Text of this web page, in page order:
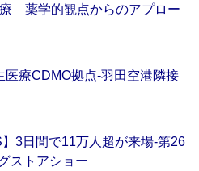
療 薬学的観点からのアプロー
医療CDMO拠点‐羽田空港隣接
】3日間で11万人超が来場‐第26
ストアショー